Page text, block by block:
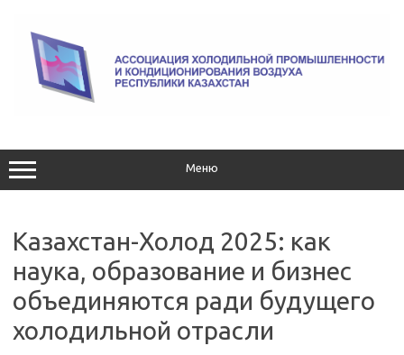
содержимому
Меню
Казахстан-Холод 2025: как
наука, образование и бизнес
объединяются ради будущего
холодильной отрасли